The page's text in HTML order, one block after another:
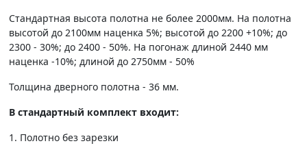
Стандартная высота полотна не более 2000мм. На полотна
высотой до 2100мм наценка 5%; высотой до 2200 +10%; до
2300 - 30%; до 2400 - 50%. На погонаж длиной 2440 мм
наценка -10%; длиной до 2750мм - 50%
Толщина дверного полотна - 36 мм.
В стандартный комплект входит:
1. Полотно без зарезки